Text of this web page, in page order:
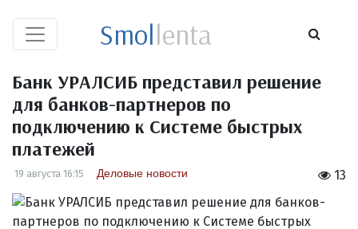
Smollenta
Банк УРАЛСИБ представил решение
для банков-партнеров по
подключению к Системе быстрых
платежей
13
19 августа 16:15 Деловые новости